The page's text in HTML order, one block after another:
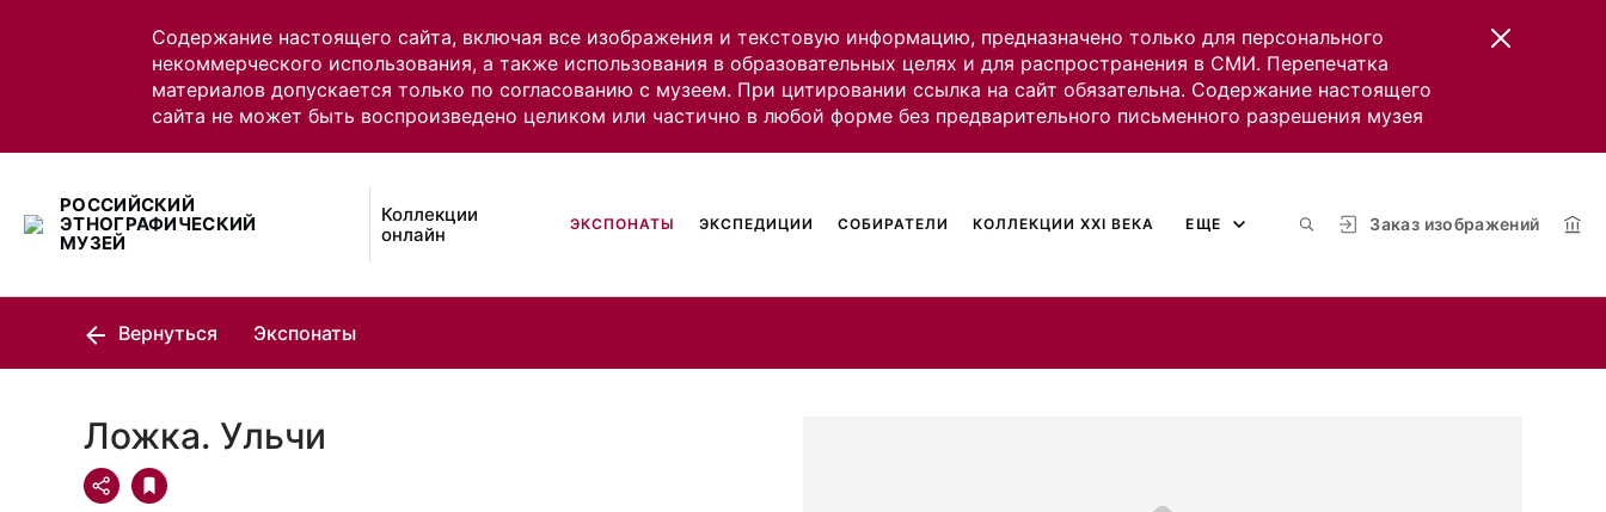
Содержание настоящего сайта, включая все изображения и текстовую информацию, предназначено только для персонального
некоммерческого использования, а также использования в образовательных целях и для распространения в СМИ. Перепечатка
материалов допускается только по согласованию с музеем. При цитировании ссылка на сайт обязательна. Содержание настоящего
сайта не может быть воспроизведено целиком или частично в любой форме без предварительного письменного разрешения музея
РОССИЙСКИЙ
ЭТНОГРАФИЧЕСКИЙ
МУЗЕЙ
Коллекции
онлайн
Заказ изображений
ЭКСПОНАТЫ ЭКСПЕДИЦИИ СОБИРАТЕЛИ КОЛЛЕКЦИИ XXI ВЕКА ЕЩЕ
Вернуться Экспонаты
Ложка. Ульчи